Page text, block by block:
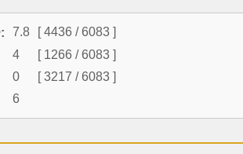
7.8
[ 4436 / 6083 ]
4
[ 1266 / 6083 ]
0
[ 3217 / 6083 ]
6